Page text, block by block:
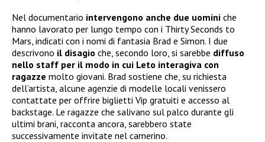
Nel documentario intervengono anche due uomini che
hanno lavorato per lungo tempo con i Thirty Seconds to
Mars, indicati con i nomi di fantasia Brad e Simon. I due
descrivono il disagio che, secondo loro, si sarebbe diffuso
nello staff per il modo in cui Leto interagiva con
ragazze molto giovani. Brad sostiene che, su richiesta
dell’artista, alcune agenzie di modelle locali venissero
contattate per offrire biglietti Vip gratuiti e accesso al
backstage. Le ragazze che salivano sul palco durante gli
ultimi brani, racconta ancora, sarebbero state
successivamente invitate nel camerino.